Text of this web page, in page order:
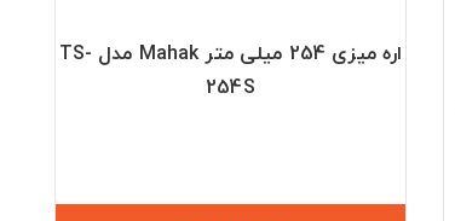
اره میزی 254 میلی متر Mahak مدل TS-
254S